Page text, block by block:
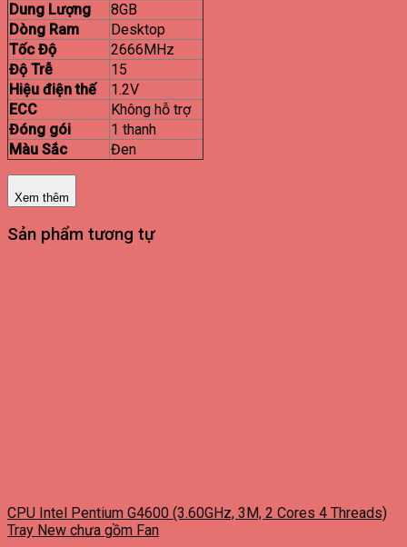
Dung Lượng
8GB
Dòng Ram
Desktop
Tốc Độ
2666MHz
Độ Trễ
15
Hiệu điện thế
1.2V
ECC
Không hỗ trợ
Đóng gói
1 thanh
Màu Sắc
Đen
Xem thêm
Sản phẩm tương tự
CPU Intel Pentium G4600 (3.60GHz, 3M, 2 Cores 4 Threads)
Tray New chưa gồm Fan